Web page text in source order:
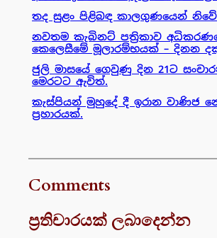
තද සුළං පිළිබඳ කාලගුණයෙන්
නවතම කැබිනට් පත්‍රිකාව
කෙලෙසීමේ මූලාරම්භයක් – දිනන
ජුලි මාසයේ ගෙවුණු දින 21ට
මෙරටට ඇවිත්.
කැස්පියන් මුහුදේ දී ඉරාන වාණිජ
ප්‍රහාරයක්.
Comments
ප්‍රතිචාරයක් ලබාදෙන්න